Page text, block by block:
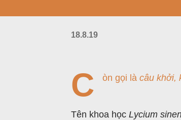
18.8.19
C òn gọi là câu khởi,
Tên khoa học Lycium